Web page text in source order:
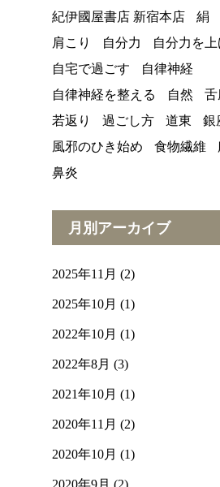
紀伊國屋書店 新宿本店
絹
肩こり
自分力
自分力を上
自宅で過ごす
自律神経
自律神経を整える
自然 舌
若返り
過ごし方 道東 銀
風邪のひき始め
食物繊維
鼻炎
月別アーカイブ
2025年11月 (2)
2025年10月 (1)
2022年10月 (1)
2022年8月 (3)
2021年10月 (1)
2020年11月 (2)
2020年10月 (1)
2020年9月 (2)